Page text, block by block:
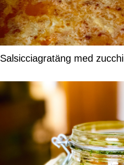
Salsicciagratäng med